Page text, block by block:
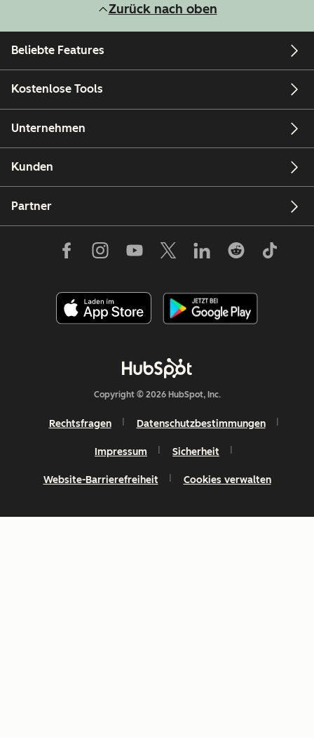
Zurück nach oben
Beliebte Features
Kostenlose Tools
Unternehmen
Kunden
Partner
Copyright © 2026 HubSpot, Inc.
Rechtsfragen Datenschutzbestimmungen
Impressum Sicherheit
Website-Barrierefreiheit Cookies verwalten